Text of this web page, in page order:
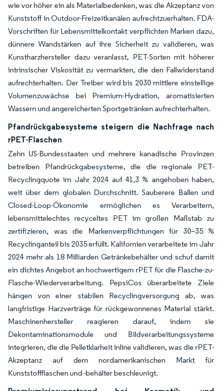
wie vor höher ein als Materialbedenken, was die Akzeptanz von
Kunststoff in Outdoor-Freizeitkanälen aufrechtzuerhalten. FDA-
Vorschriften für Lebensmittelkontakt verpflichten Marken dazu,
dünnere Wandstärken auf ihre Sicherheit zu validieren, was
Kunstharzhersteller dazu veranlasst, PET-Sorten mit höherer
intrinsischer Viskosität zu vermarkten, die den Fallwiderstand
aufrechterhalten. Der Treiber wird bis 2030 mittlere einstellige
Volumenzuwächse bei Premium-Hydration, aromatisierten
Wassern und angereicherten Sportgetränken aufrechterhalten.
Pfandrückgabesysteme steigern die Nachfrage nach
rPET-Flaschen
Zehn US-Bundesstaaten und mehrere kanadische Provinzen
betreiben Pfandrückgabesysteme, die die regionale PET-
Recyclingquote im Jahr 2024 auf 41,3 % angehoben haben,
weit über dem globalen Durchschnitt. Sauberere Ballen und
Closed-Loop-Ökonomie ermöglichen es Verarbeitern,
lebensmittelechtes recyceltes PET im großen Maßstab zu
zertifizieren, was die Markenverpflichtungen für 30–35 %
Recyclinganteil bis 2035 erfüllt. Kalifornien verarbeitete im Jahr
2024 mehr als 18 Milliarden Getränkebehälter und schuf damit
ein dichtes Angebot an hochwertigem rPET für die Flasche-zu-
Flasche-Wiederverarbeitung. PepsiCos überarbeitete Ziele
hängen von einer stabilen Recyclingversorgung ab, was
langfristige Harzverträge für rückgewonnenes Material stärkt.
Maschinenhersteller reagieren darauf, indem sie
Dekontaminationsmodule und Bildverarbeitungssysteme
integrieren, die die Pelletklarheit inline validieren, was die rPET-
Akzeptanz auf dem nordamerikanischen Markt für
Kunststoffflaschen und -behälter beschleunigt.